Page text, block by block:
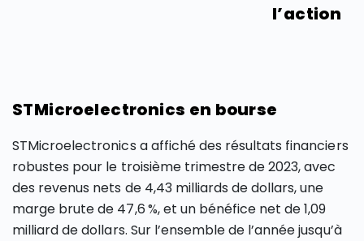
l’action
STMicroelectronics en bourse
STMicroelectronics a affiché des résultats financiers
robustes pour le troisième trimestre de 2023, avec
des revenus nets de 4,43 milliards de dollars, une
marge brute de 47,6 %, et un bénéfice net de 1,09
milliard de dollars​​. Sur l’ensemble de l’année jusqu’à